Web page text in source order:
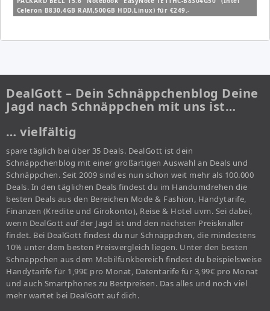
Celeron B830,4GB RAM,500GB HDD,Linux) für €249.-
DealGott – Dein Schnäppchenblog Deine
Jagd nach Schnäppchen mit uns ist…
… vielfältig
spare täglich bei über 35 Deals. DealGott ist dein
Schnäppchenblog mit einer großartigen Auswahl an Deals und
Schnäppchen. Seit 2009 sind es nun schon weit mehr als 100.000
Deals. In den täglichen Deals findest du im Handumdrehen die
besten Deals aus den Bereichen Mode & Fashion, Handytarife,
Finanzen (Kredite und Girokonto), Reise & Hotel uvm. Sei dabei,
wenn DealGott auf der Jagd ist und den nächsten Preisknaller
findet. Bei DealGott findest du nur Schnäppchen, die mindestens
10% unter dem besten Preisvergleich liegen. Unter den besten
Schnäppchen aus dem Mobilfunkbereich findest du beispielsweise
Handytarife für 1,99€ pro Monat, Datentarife für 3,99€ pro Monat
und auch Smartphones zu Bestpreisen. Das alles und noch viel
mehr wartet bei DealGott auf dich.